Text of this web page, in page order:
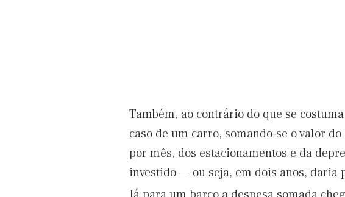
Também, ao contrário do que se
caso de um carro, somando-se o valor
por mês, dos estacionamentos e da
investido — ou seja, em dois anos,